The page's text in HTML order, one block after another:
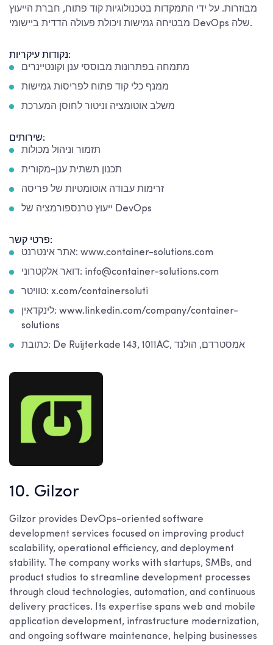
מבוזרות. על ידי התמקדות בטכנולוגיות קוד פתוח, חברת הייעוץ
מבטיחה גמישות ויכולת פעולה הדדית ביישומי DevOps שלה.
נקודות עיקריות:
מתמחה בפתרונות מבוססי ענן וקונטיינרים
ממנף כלי קוד פתוח לפריסות גמישות
משלב אוטומציה וניטור לחוסן המערכת
שירותים:
תזמור וניהול מכולות
תכנון תשתית ענן-מקורית
זרימות עבודה אוטומטיות של פריסה
ייעוץ טרנספורמציה של DevOps
פרטי קשר:
אתר אינטרנט: www.container-solutions.com
דואר אלקטרוני: info@container-solutions.com
טוויטר: x.com/containersoluti
לינקדאין: www.linkedin.com/company/container-
solutions
כתובת: De Ruijterkade 143, 1011AC, אמסטרדם, הולנד
10. Gilzor
Gilzor provides DevOps-oriented software
development services focused on improving product
scalability, operational efficiency, and deployment
stability. The company works with startups, SMBs, and
product studios to streamline development processes
through cloud technologies, automation, and continuous
delivery practices. Its expertise spans web and mobile
application development, infrastructure modernization,
and ongoing software maintenance, helping businesses